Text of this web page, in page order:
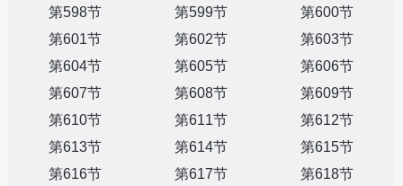
第598节
第599节
第600节
第601节
第602节
第603节
第604节
第605节
第606节
第607节
第608节
第609节
第610节
第611节
第612节
第613节
第614节
第615节
第616节
第617节
第618节